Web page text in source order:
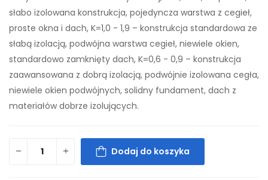
słabo izolowana konstrukcja, pojedyncza warstwa z cegieł,
proste okna i dach, K=1,0 - 1,9 – konstrukcja standardowa ze
słabą izolacją, podwójna warstwa cegieł, niewiele okien,
standardowo zamknięty dach, K=0,6 - 0,9 – konstrukcja
zaawansowana z dobrą izolacją, podwójnie izolowana cegła,
niewiele okien podwójnych, solidny fundament, dach z
materiałów dobrze izolujących.
Dodaj do koszyka